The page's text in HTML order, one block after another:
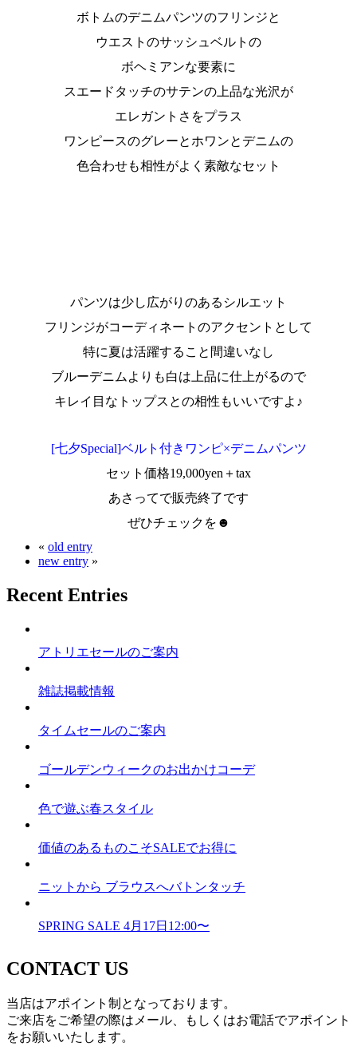
ボトムのデニムパンツのフリンジと
ウエストのサッシュベルトの
ボヘミアンな要素に
スエードタッチのサテンの上品な光沢が
エレガントさをプラス
ワンピースのグレーとホワンとデニムの
色合わせも相性がよく素敵なセット
パンツは少し広がりのあるシルエット
フリンジがコーディネートのアクセントとして
特に夏は活躍すること間違いなし
ブルーデニムよりも白は上品に仕上がるので
キレイ目なトップスとの相性もいいですよ♪
[七夕Special]ベルト付きワンピ×デニムパンツ
セット価格19,000yen＋tax
あさってで販売終了です
ぜひチェックを☻
« old entry
new entry »
Recent Entries
アトリエセールのご案内
雑誌掲載情報
タイムセールのご案内
ゴールデンウィークのお出かけコーデ
色で遊ぶ春スタイル
価値のあるものこそSALEでお得に
ニットから ブラウスへバトンタッチ
SPRING SALE 4月17日12:00〜
CONTACT US
当店はアポイント制となっております。
ご来店をご希望の際はメール、もしくはお電話でアポイント
をお願いいたします。